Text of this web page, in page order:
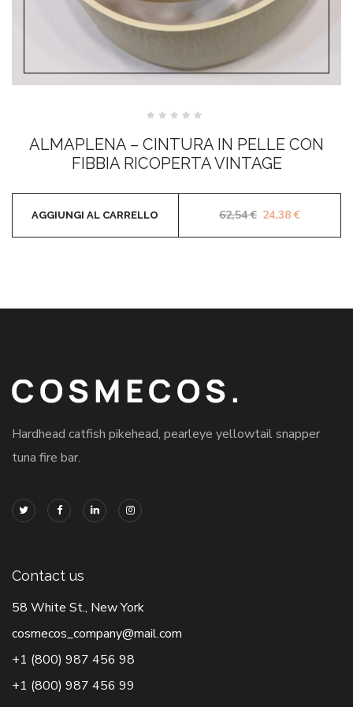
su
5
ALMAPLENA – CINTURA IN PELLE CON
FIBBIA RICOPERTA VINTAGE
62,54€ Il prezzo
24,38€Il prezzo
AGGIUNGI AL CARRELLO
Hardhead catfish pikehead, pearleye yellowtail snapper
tuna fire bar.
Contact us
58 White St., New York
cosmecos_company@mail.com
+1 (800) 987 456 98
+1 (800) 987 456 99